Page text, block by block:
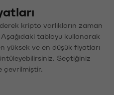
kripto varlıkların zaman
tabloyu kullanarak
yüksek ve en düşük fiyatları
Seçtiğiniz
çevrilmiştir.